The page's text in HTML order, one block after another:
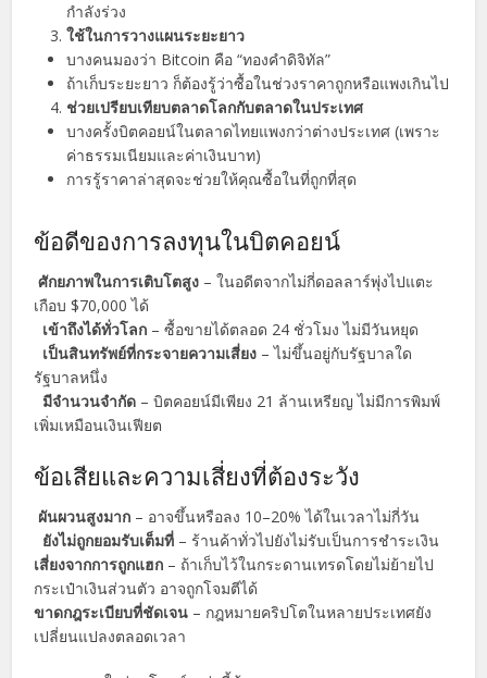
กำลังร่วง
ใช้ในการวางแผนระยะยาว
บางคนมองว่า Bitcoin คือ “ทองคำดิจิทัล”
ถ้าเก็บระยะยาว ก็ต้องรู้ว่าซื้อในช่วงราคาถูกหรือแพงเกินไป
ช่วยเปรียบเทียบตลาดโลกกับตลาดในประเทศ
บางครั้งบิตคอยน์ในตลาดไทยแพงกว่าต่างประเทศ (เพราะ
ค่าธรรมเนียมและค่าเงินบาท)
การรู้ราคาล่าสุดจะช่วยให้คุณซื้อในที่ถูกที่สุด
ข้อดีของการลงทุนในบิตคอยน์
ศักยภาพในการเติบโตสูง – ในอดีตจากไม่กี่ดอลลาร์พุ่งไปแตะ
เกือบ $70,000 ได้
เข้าถึงได้ทั่วโลก – ซื้อขายได้ตลอด 24 ชั่วโมง ไม่มีวันหยุด
เป็นสินทรัพย์ที่กระจายความเสี่ยง – ไม่ขึ้นอยู่กับรัฐบาลใด
รัฐบาลหนึ่ง
มีจำนวนจำกัด – บิตคอยน์มีเพียง 21 ล้านเหรียญ ไม่มีการพิมพ์
เพิ่มเหมือนเงินเฟียต
ข้อเสียและความเสี่ยงที่ต้องระวัง
ผันผวนสูงมาก – อาจขึ้นหรือลง 10–20% ได้ในเวลาไม่กี่วัน
ยังไม่ถูกยอมรับเต็มที่ – ร้านค้าทั่วไปยังไม่รับเป็นการชำระเงิน
เสี่ยงจากการถูกแฮก – ถ้าเก็บไว้ในกระดานเทรดโดยไม่ย้ายไป
กระเป๋าเงินส่วนตัว อาจถูกโจมตีได้
ขาดกฎระเบียบที่ชัดเจน – กฎหมายคริปโตในหลายประเทศยัง
เปลี่ยนแปลงตลอดเวลา